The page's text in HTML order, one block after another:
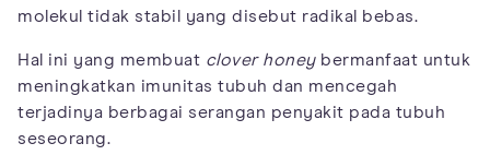
molekul tidak stabil yang disebut radikal bebas.
Hal ini yang membuat clover honeybermanfaat untuk
meningkatkan imunitas tubuh dan mencegah
terjadinya berbagai serangan penyakit pada tubuh
seseorang.